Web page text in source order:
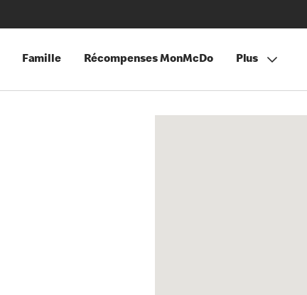
Famille Récompenses MonMcDo Plus